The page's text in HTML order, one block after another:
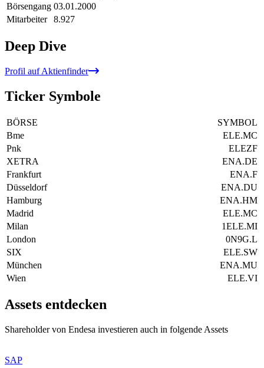
Börsengang 03.01.2000
Mitarbeiter
8.927
Deep Dive
Profil auf Aktienfinder
Ticker Symbole
BÖRSE
SYMBOL
Bme
ELE.MC
Pnk
ELEZF
XETRA
ENA.DE
Frankfurt
ENA.F
Düsseldorf
ENA.DU
Hamburg
ENA.HM
Madrid
ELE.MC
Milan
1ELE.MI
London
0N9G.L
SIX
ELE.SW
München
ENA.MU
Wien
ELE.VI
Assets entdecken
Shareholder von Endesa investieren auch in folgende Assets
SAP